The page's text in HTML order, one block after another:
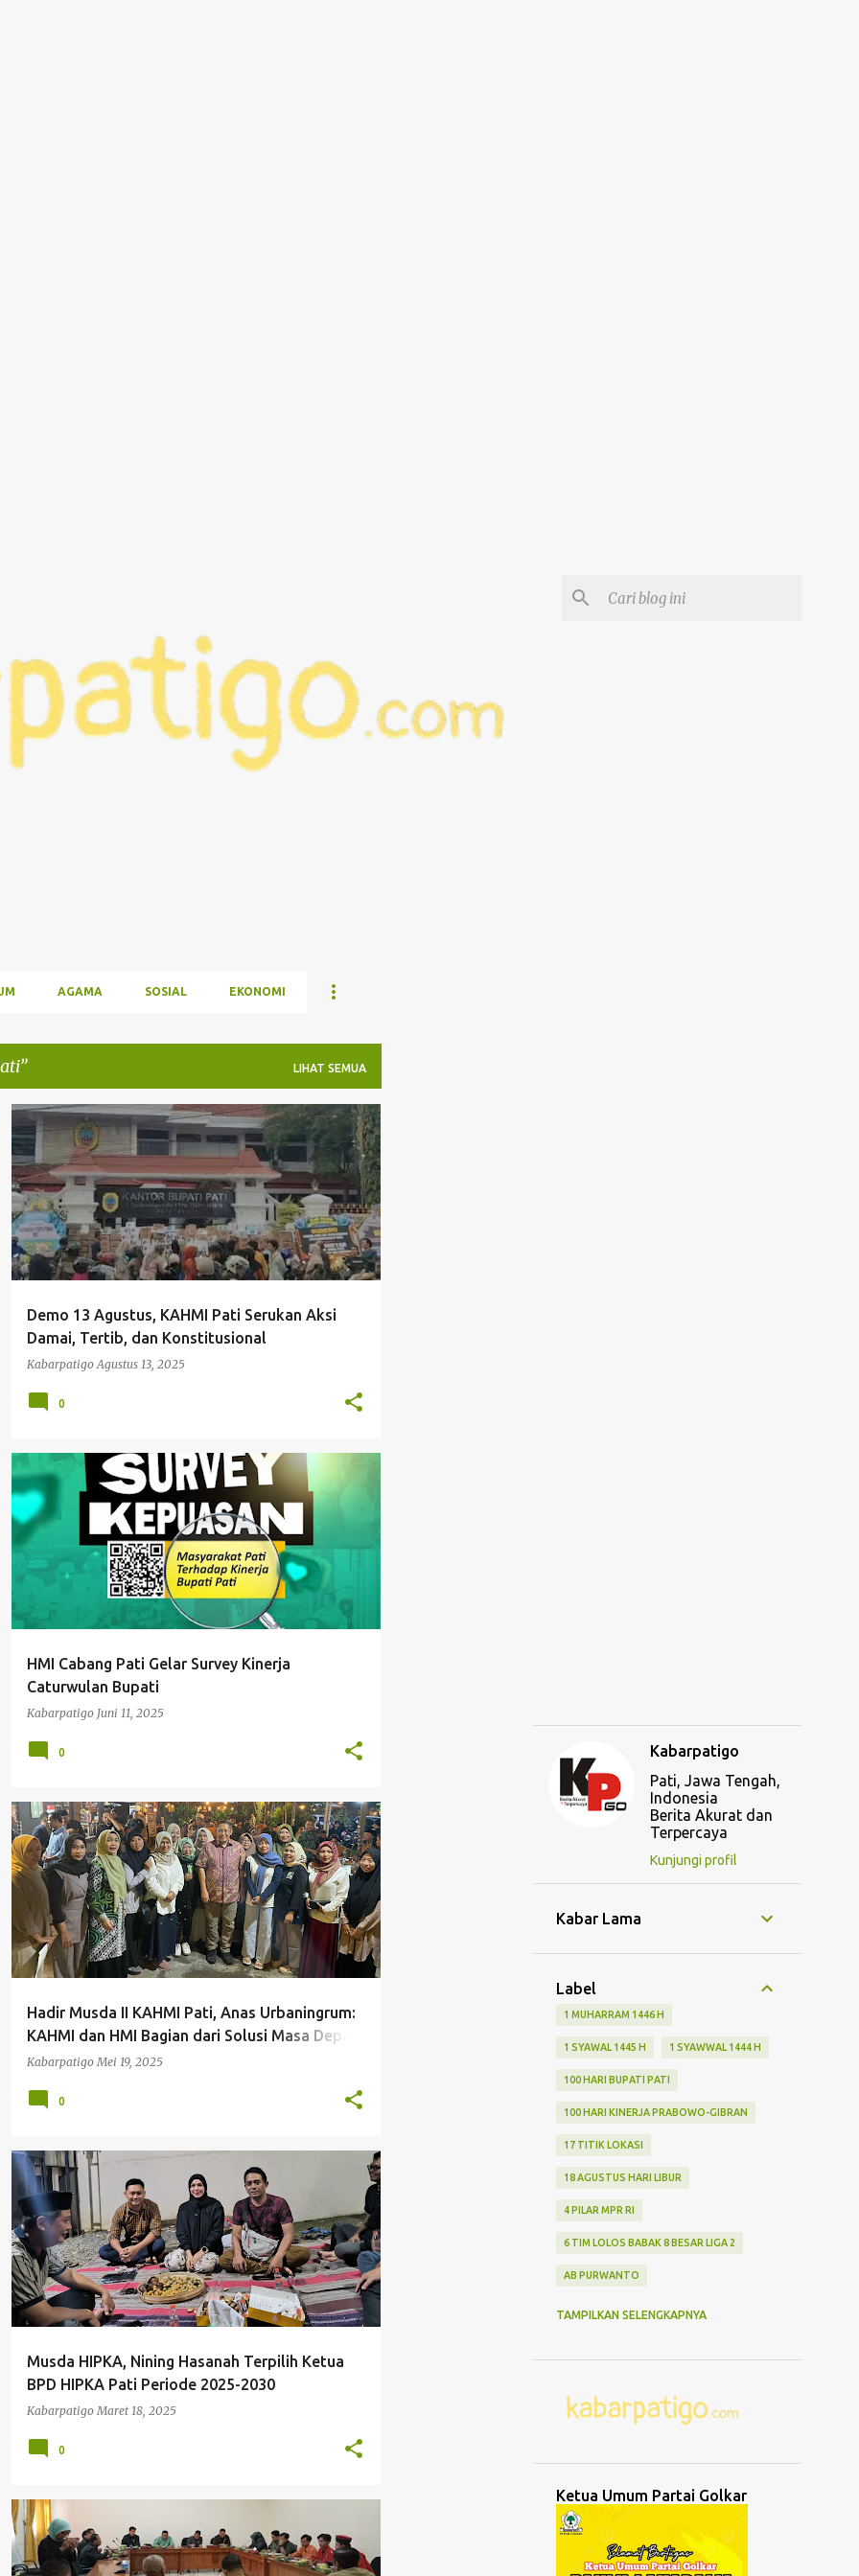
AGAMA SOSIAL EKONOMI
LIHAT SEMUA
Demo 13 Agustus, KAHMI Pati Serukan Aksi
Damai, Tertib, dan Konstitusional
Kabarpatigo Agustus 13, 2025
DEMO 13 AGUSTUS HMI PATI KAHMI PATI
0
HMI Cabang Pati Gelar Survey Kinerja
Caturwulan Bupati
Kabarpatigo Juni 11, 2025
HMI PATI SURVEY HMI PATI
SURVEY KEPUASAN MASYARAKAT PATI
0
Hadir Musda II KAHMI Pati, Anas Urbaningrum:
KAHMI dan HMI Bagian dari Solusi Masa Depan
Bangsa
Kabarpatigo Mei 19, 2025
ANAS URBANINGRUM HMI PATI KABAR NASIONAL
KAHMI PATI MD KAHMI PATI +
MUSDA II KAHMI PATI
0
Musda HIPKA, Nining Hasanah Terpilih Ketua
BPD HIPKA Pati Periode 2025-2030
Kabarpatigo Maret 18, 2025
BUKBER KAHMI PATI HIMPUNAN PENGUSAHA KAHMI
HIPKA HMI PATI KAHMI PATI +
MUSDA HIPKA PATI
0
AUDIENSI MAHASISWA DENGAN DPRD PATI HMI PATI
KOMISI A DPRD PATI PENGISIAN PERANGKAT DESA
Kabarpatigo
Pati, Jawa Tengah,
Indonesia
Berita Akurat dan
Terpercaya
Kunjungi profil
Kabar Lama
Label
1 MUHARRAM 1446 H
1 SYAWAL 1445 H 1 SYAWWAL 1444 H
100 HARI BUPATI PATI
100 HARI KINERJA PRABOWO-GIBRAN
17 TITIK LOKASI
18 AGUSTUS HARI LIBUR
4 PILAR MPR RI
6 TIM LOLOS BABAK 8 BESAR LIGA 2
AB PURWANTO
ABURIZAL BAKRIE ACMU
AGRO WISATA MELON
AGUNG DANARTO AGUNG LAKSONO
AGUS EKO WIBOWO
TAMPILKAN SELENGKAPNYA
Ketua Umum Partai Golkar